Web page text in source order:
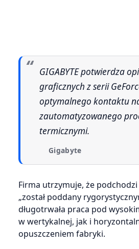
GIGABYTE potwierdza opinie klientów dotyczące stosowania żelu termoprzewodzącego na naszych kartach
graficznych z serii
optymalnego kontaktu
zautomatyzowanego
termicznymi.
Gigabyte
Firma utrzymuje, że
„został poddany
długotrwała praca pod
w wertykalnej, jak i
opuszczeniem fabryki.